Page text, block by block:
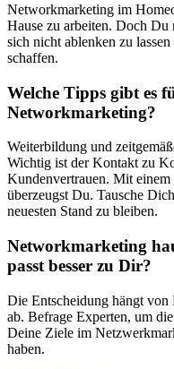
Networkmarketing im
Hause zu arbeiten. Doch Du
sich nicht ablenken zu
schaffen.
Welche Tipps gibt es
Networkmarketing?
Weiterbildung und
Wichtig ist der Kontakt zu
Kundenvertrauen. Mit
überzeugst Du. Tausche
neuesten Stand zu bleiben.
Networkmarketing
passt besser zu Dir?
Die Entscheidung hängt
ab. Befrage Experten, um
Deine Ziele im
haben.